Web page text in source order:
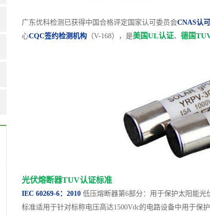
广东优科检测已获得中国合格评定国家认可委员会CNAS认可
心CQC签约检测机构 （V-168），是美国UL认证、 德国
光伏熔断器TUV认证标准
IEC 60269-6：2010 低压熔断器第6部分：用于保护太阳能光
标准适用于针对标称电压高达1500Vdc的电路设备中用于保